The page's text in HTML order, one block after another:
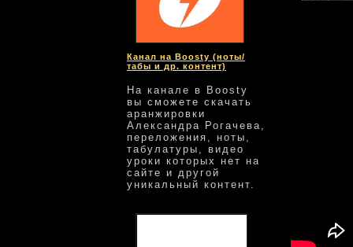
Канал на Boosty (ноты/
табы и др. контент)
На канале в Boosty
вы сможете скачать
аранжировки
Александра Рогачева,
переложения, ноты,
табулатуры, видео
уроки которых нет на
сайте и другой
уникальный контент.